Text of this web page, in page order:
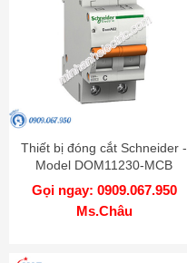
Thiết bị đóng cắt Schneider -
Model DOM11230-MCB
Gọi ngay: 0909.067.950
Ms.Châu